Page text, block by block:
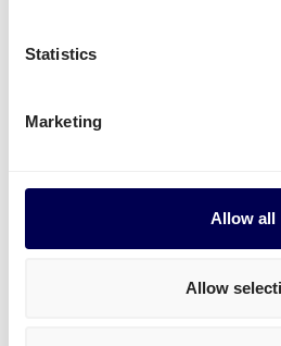
Statistics
Marketing
Allow all
Allow
den Versand von
werden häufig versendet.